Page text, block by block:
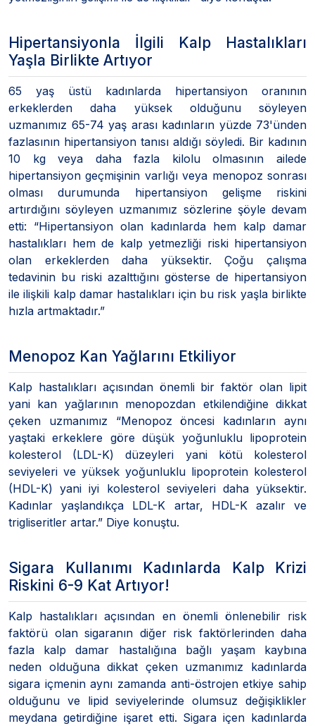
Hipertansiyonla İlgili Kalp Hastalıkları
Yaşla Birlikte Artıyor
65 yaş üstü kadınlarda hipertansiyon oranının
erkeklerden daha yüksek olduğunu söyleyen
uzmanımız 65-74 yaş arası kadınların yüzde 73'ünden
fazlasının hipertansiyon tanısı aldığı söyledi. Bir kadının
10 kg veya daha fazla kilolu olmasının ailede
hipertansiyon geçmişinin varlığı veya menopoz sonrası
olması durumunda hipertansiyon gelişme riskini
artırdığını söyleyen uzmanımız sözlerine şöyle devam
etti: “Hipertansiyon olan kadınlarda hem kalp damar
hastalıkları hem de kalp yetmezliği riski hipertansiyon
olan erkeklerden daha yüksektir. Çoğu çalışma
tedavinin bu riski azalttığını gösterse de hipertansiyon
ile ilişkili kalp damar hastalıkları için bu risk yaşla birlikte
hızla artmaktadır.”
Menopoz Kan Yağlarını Etkiliyor
Kalp hastalıkları açısından önemli bir faktör olan lipit
yani kan yağlarının menopozdan etkilendiğine dikkat
çeken uzmanımız “Menopoz öncesi kadınların aynı
yaştaki erkeklere göre düşük yoğunluklu lipoprotein
kolesterol (LDL-K) düzeyleri yani kötü kolesterol
seviyeleri ve yüksek yoğunluklu lipoprotein kolesterol
(HDL-K) yani iyi kolesterol seviyeleri daha yüksektir.
Kadınlar yaşlandıkça LDL-K artar, HDL-K azalır ve
trigliseritler artar.” Diye konuştu.
Sigara Kullanımı Kadınlarda Kalp Krizi
Riskini 6-9 Kat Artıyor!
Kalp hastalıkları açısından en önemli önlenebilir risk
faktörü olan sigaranın diğer risk faktörlerinden daha
fazla kalp damar hastalığına bağlı yaşam kaybına
neden olduğuna dikkat çeken uzmanımız kadınlarda
sigara içmenin aynı zamanda anti-östrojen etkiye sahip
olduğunu ve lipid seviyelerinde olumsuz değişiklikler
meydana getirdiğine işaret etti. Sigara içen kadınlarda